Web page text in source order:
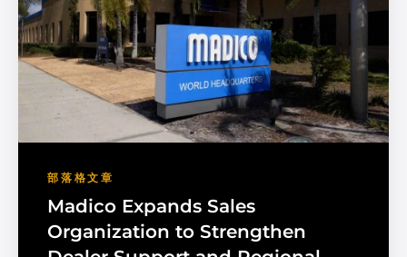
部落格文章
Madico Expands Sales
Organization to Strengthen